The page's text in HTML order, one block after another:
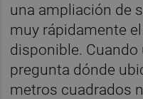
una ampliación de
muy rápidamente
disponible.
pregunta dónde
metros cuadrados